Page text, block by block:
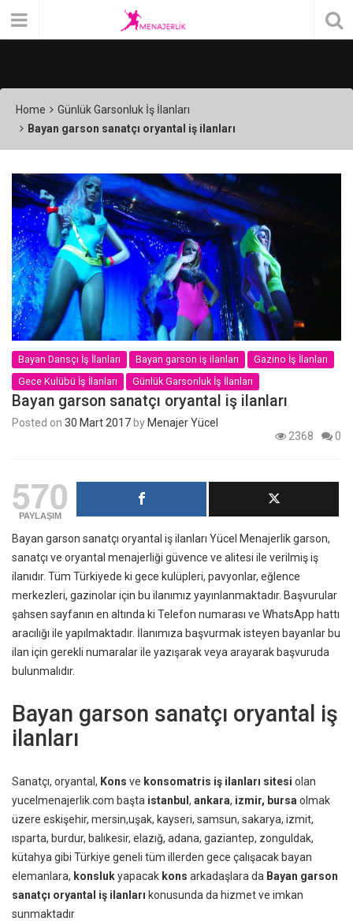
Home
Günlük Garsonluk İş İlanları
Bayan garson sanatçı oryantal iş ilanları
Bayan Dansçı İş İlanları Bayan garson iş ilanları
Gazino İş İlanları
Gece Kulübü İş İlanları
Günlük Garsonluk İş İlanları
Bayan garson sanatçı oryantal iş ilanları
Posted on 30 Mart 2017 by Menajer Yücel
2368
0
570
PAYLAŞIM
Bayan garson sanatçı oryantal iş ilanları Yücel Menajerlik garson,
sanatçı ve oryantal menajerliği güvence ve alitesi ile verilmiş iş
ilanıdır. Tüm Türkiyede ki gece kulüpleri, pavyonlar, eğlence
merkezleri, gazinolar için bu ilanımız yayınlanmaktadır. Başvurular
şahsen sayfanın en altında ki Telefon numarası ve WhatsApp hattı
aracılığı ile yapılmaktadır. İlanımıza başvurmak isteyen bayanlar bu
ilan için gerekli numaralar ile yazışarak veya arayarak başvuruda
bulunmalıdır.
Bayan garson sanatçı oryantal iş
ilanları
Sanatçı, oryantal, Kons ve konsomatris iş ilanları sitesi olan
yucelmenajerlik.com başta istanbul , ankara, izmir, bursa olmak
üzere eskişehir, mersin,uşak, kayseri, samsun, sakarya, izmit,
ısparta, burdur, balıkesir, elazığ, adana, gaziantep, zonguldak,
kütahya gibi Türkiye geneli tüm illerden gece çalışacak bayan
elemanlara, konslukyapacak kons arkadaşlara da Bayan garson
sanatçı oryantal iş ilanları konusunda da hizmet ve imkan
sunmaktadır